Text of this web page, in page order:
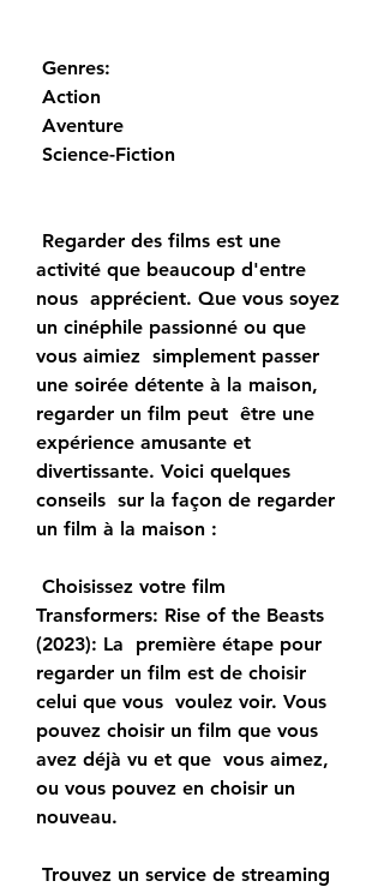
Genres:
Action
Aventure
Science-Fiction
activité que beaucoup d'entre
nous  apprécient. Que vous soyez
un cinéphile passionné ou que
vous aimiez  simplement passer
une soirée détente à la maison,
regarder un film peut  être une
expérience amusante et
divertissante. Voici quelques
conseils  sur la façon de regarder
un film à la maison :
Transformers: Rise of the Beasts
(2023): La  première étape pour
regarder un film est de choisir
celui que vous  voulez voir. Vous
pouvez choisir un film que vous
avez déjà vu et que  vous aimez,
ou vous pouvez en choisir un
nouveau.